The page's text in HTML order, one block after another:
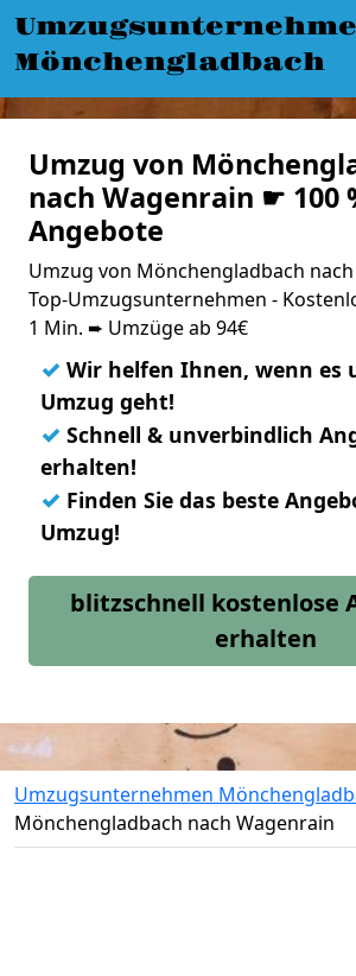
Mönchengladbach
Umzug von
nach Wagenrain ☛ 100
Angebote
Umzug von Mönchengladbach
Top-Umzugsunternehmen -
1 Min. ➨ Umzüge ab 94€
✓ Wir helfen Ihnen, wenn es
Umzug geht!
✓ Schnell & unverbindlich
erhalten!
✓ Finden Sie das beste
Umzug!
blitzschnell kostenlose
erhalten
Umzugsunternehmen
Mönchengladbach nach Wagenrain